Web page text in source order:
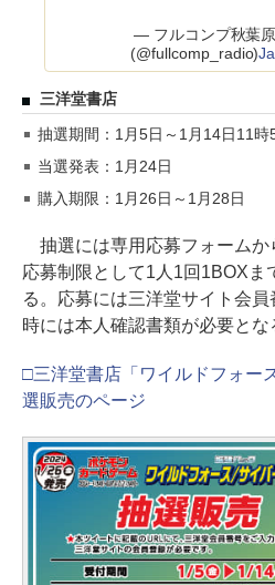
— フルコンプ秋葉
(@fullcomp_radio)
三洋堂書店
抽選期間：1月5日～1月14日11時
当選発表：1月24日
購入期限：1月26日～1月28日
抽選には専用応募フォームか
応募制限として1人1回1BOXま
る。応募には三洋堂サイト会
時には本人確認書類が必要とな
□三洋堂書店「ワイルドフォー
選販売のページ